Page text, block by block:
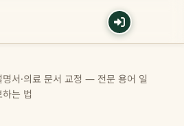
명서·의료 문서 교정 — 전문 용어 일
는 법